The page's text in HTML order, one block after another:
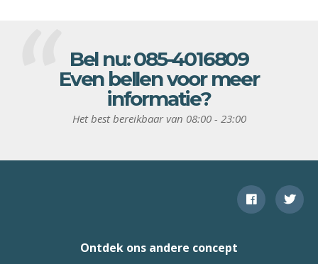
Bel nu:085-4016809
Even bellen voor meer
informatie?
Het best bereikbaar van 08:00 - 23:00
Ontdek ons andere concept